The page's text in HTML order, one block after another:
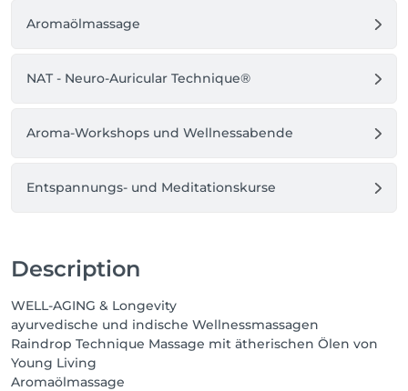
Aromaölmassage
NAT - Neuro-Auricular Technique®
Aroma-Workshops und Wellnessabende
Entspannungs- und Meditationskurse
Description
WELL-AGING & Longevity
ayurvedische und indische Wellnessmassagen
Raindrop Technique Massage mit ätherischen Ölen von
Young Living
Aromaölmassage